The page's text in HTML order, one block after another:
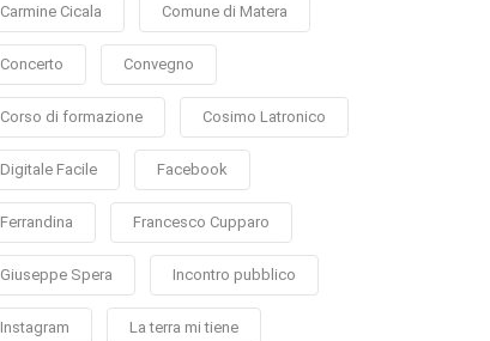
Carmine Cicala Comune di Matera
Concerto Convegno
Corso di formazione Cosimo Latronico
Digitale Facile Facebook
Ferrandina Francesco Cupparo
Giuseppe Spera Incontro pubblico
Instagram La terra mi tiene